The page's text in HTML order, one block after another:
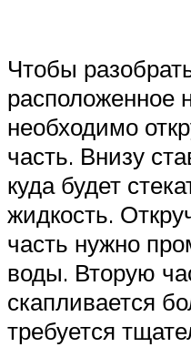
Чтобы
расположенное
необходимо
часть. Внизу
куда будет
жидкость.
часть нужно
воды. Вторую
скапливается
требуется